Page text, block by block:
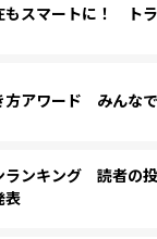
もスマートに！ ト
方アワード みんなで
ランキング 読者の
表